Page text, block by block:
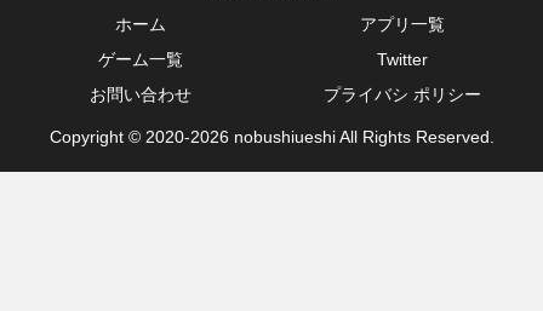
ホーム
アプリ一覧
ゲーム一覧
Twitter
お問い合わせ
プライバシ ポリシー
Copyright © 2020-2026 nobushiueshi All Rights Reserved.